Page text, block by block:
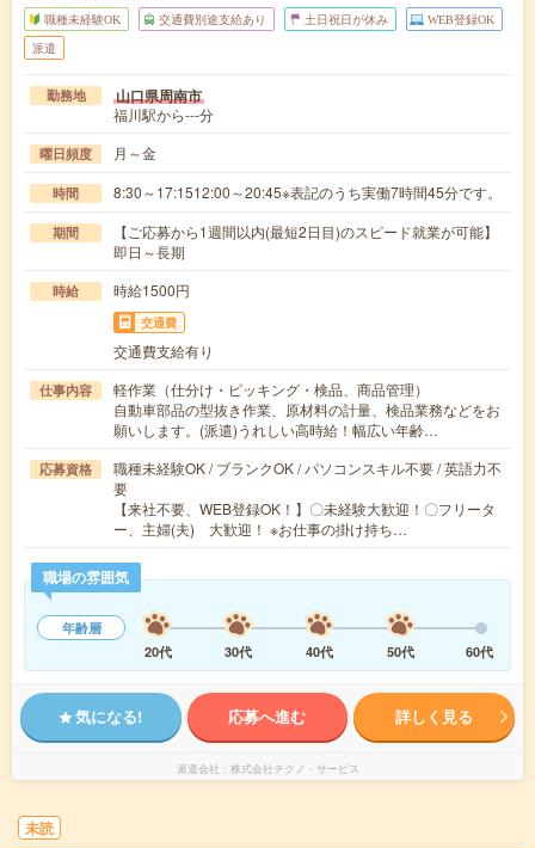
職種未経験OK 交通費別途支給あり 土日祝日が休み WEB登録OK
派遣
勤務地 山口県周南市
福川駅から---分
曜日頻度 月～金
時間 8:30～17:1512:00～20:45※表記のうち実働7時間45分です。
期間
【ご応募から1週間以内(最短2日目)のスピード就業が可能】
即日～長期
時給 時給1500円
交通費
交通費支給有り
仕事内容
軽作業（仕分け・ピッキング・検品、商品管理）
自動車部品の型抜き作業、原材料の計量、検品業務などをお
願いします。(派遣)うれしい高時給！幅広い年齢…
応募資格
職種未経験OK / ブランクOK / パソコンスキル不要 / 英語力不
要
【来社不要、WEB登録OK！】〇未経験大歓迎！〇フリータ
ー、主婦(夫) 大歓迎！ ※お仕事の掛け持ち…
職場の雰囲気
年齢層
20代
30代 40代 50代 60代
気になる! 応募へ進む 詳しく見る
派遣会社 株式会社テクノ・サービス
未読